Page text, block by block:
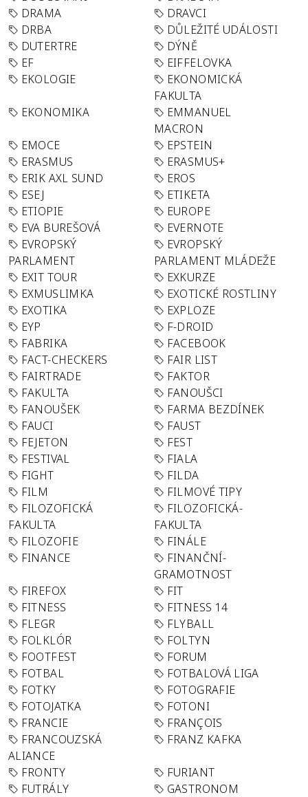
DRAMA
DRAVCI
DRBA
DŮLEŽITÉ UDÁLOSTI
DUTERTRE
DÝNĚ
EF
EIFFELOVKA
EKOLOGIE
EKONOMICKÁ
FAKULTA
EKONOMIKA
EMMANUEL
MACRON
EMOCE
EPSTEIN
ERASMUS
ERASMUS+
ERIK AXL SUND
EROS
ESEJ
ETIKETA
ETIOPIE
EUROPE
EVA BUREŠOVÁ
EVERNOTE
EVROPSKÝ
PARLAMENT
EVROPSKÝ
PARLAMENT MLÁDEŽE
EXIT TOUR
EXKURZE
EXMUSLIMKA
EXOTICKÉ ROSTLINY
EXOTIKA
EXPLOZE
EYP
F-DROID
FABRIKA
FACEBOOK
FACT-CHECKERS
FAIR LIST
FAIRTRADE
FAKTOR
FAKULTA
FANOUŠCI
FANOUŠEK
FARMA BEZDÍNEK
FAUCI
FAUST
FEJETON
FEST
FESTIVAL
FIALA
FIGHT
FILDA
FILM
FILMOVÉ TIPY
FILOZOFICKÁ
FAKULTA
FILOZOFICKÁ-
FAKULTA
FILOZOFIE
FINÁLE
FINANCE
FINANČNÍ-
GRAMOTNOST
FIREFOX
FIT
FITNESS
FITNESS 14
FLEGR
FLYBALL
FOLKLÓR
FOLTYN
FOOTFEST
FORUM
FOTBAL
FOTBALOVÁ LIGA
FOTKY
FOTOGRAFIE
FOTOJATKA
FOTONI
FRANCIE
FRANÇOIS
FRANCOUZSKÁ
ALIANCE
FRANZ KAFKA
FRONTY
FURIANT
FUTRÁLY
GASTRONOM